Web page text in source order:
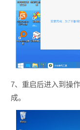
7、重启后进入到操
成。